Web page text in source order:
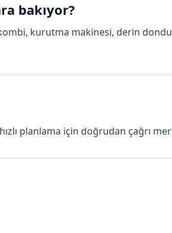
bakıyor?
kurutma makinesi, derin
planlama için doğrudan çağrı